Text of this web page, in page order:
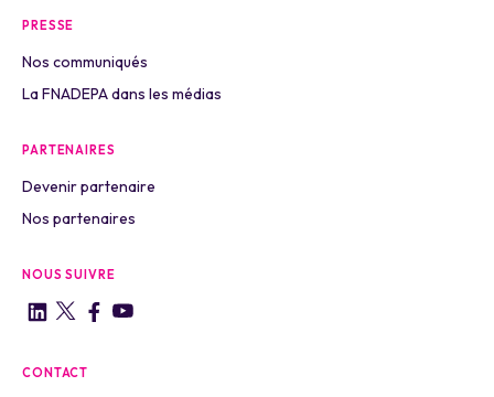
PRESSE
Nos communiqués
La FNADEPA dans les médias
PARTENAIRES
Devenir partenaire
Nos partenaires
NOUS SUIVRE
CONTACT